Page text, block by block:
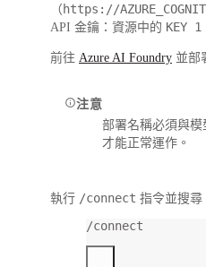
（ https://
API 金鑰 ：資源中的 KEY 1
前往 Azure AI Foundry 並部
注意
部署名稱必須與模
才能正常運作。
執行 /connect 指令並搜尋
/connect